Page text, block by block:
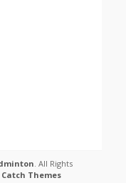
. All Rights
Catch Themes